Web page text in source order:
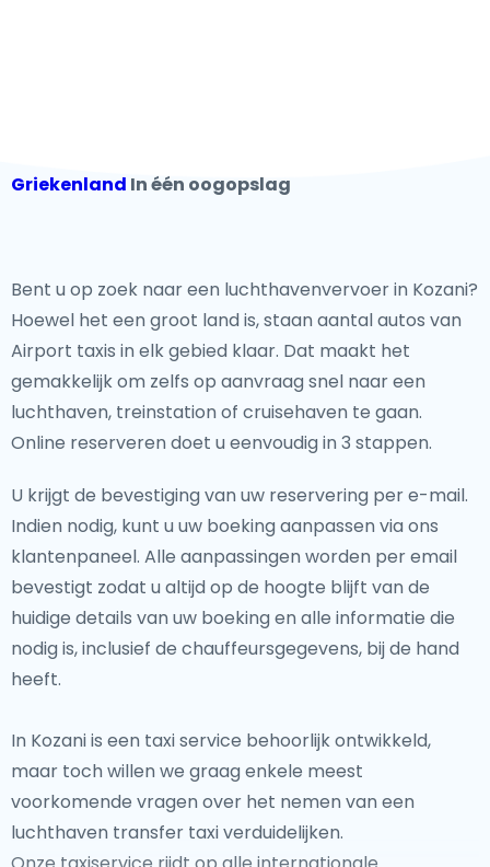
Griekenland In één oogopslag
Bent u op zoek naar een luchthavenvervoer in Kozani?
Hoewel het een groot land is, staan aantal autos van
Airport taxis in elk gebied klaar. Dat maakt het
gemakkelijk om zelfs op aanvraag snel naar een
luchthaven, treinstation of cruisehaven te gaan.
Online reserveren doet u eenvoudig in 3 stappen.
U krijgt de bevestiging van uw reservering per e-mail.
Indien nodig, kunt u uw boeking aanpassen via ons
klantenpaneel. Alle aanpassingen worden per email
bevestigt zodat u altijd op de hoogte blijft van de
huidige details van uw boeking en alle informatie die
nodig is, inclusief de chauffeursgegevens, bij de hand
heeft.
In Kozani is een taxi service behoorlijk ontwikkeld,
maar toch willen we graag enkele meest
voorkomende vragen over het nemen van een
luchthaven transfer taxi verduidelijken.